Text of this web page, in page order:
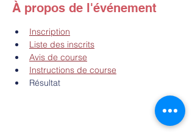
À propos de l'événement
Inscription
Liste des inscrits
Avis de course
Instructions de course
Résultat